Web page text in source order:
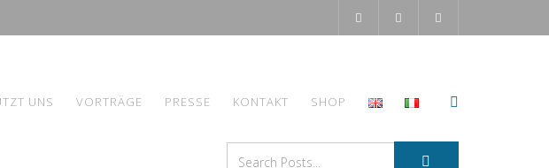
UNS VORTRÄGE PRESSE KONTAKT SHOP